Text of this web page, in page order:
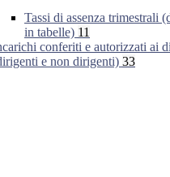
Tassi di assenza trimestrali
in tabelle) 11
conferiti e autorizzati ai
e non dirigenti) 33